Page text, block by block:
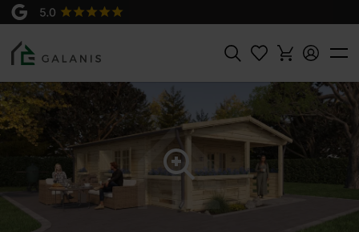
Rechercher
Produit:
Carolina Madriers en 44 mm
12900 €
㎡ avec
et un
durable. Grâce à
personnel ou